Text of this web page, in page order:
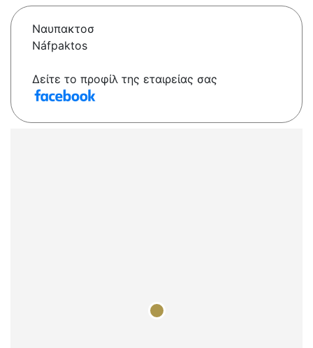
Ναυπακτοσ
Náfpaktos
Δείτε το προφίλ της εταιρείας σας